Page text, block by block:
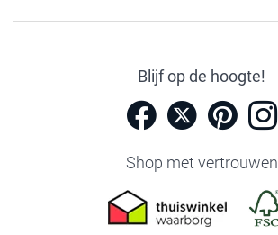
Blijf op de hoogte!
Shop met vertrouwen